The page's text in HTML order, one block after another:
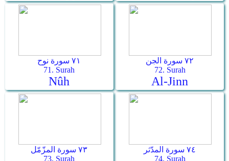
٧١ سورة نوح
71. Surah
Nûh
٧٢ سورة الجن
72. Surah
Al-Jinn
٧٣ سورة المزّمّل
73. Surah
٧٤ سورة المدّثر
74. Surah